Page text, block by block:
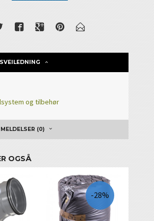
og tilbehør
(0)
OGSÅ
-28%